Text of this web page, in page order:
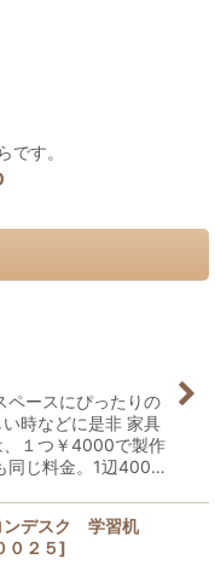
です。
ースにぴったりの
時などに是非 家具
、１つ￥4000で製作
同じ料金。1辺400…
ンデスク 学習机
０２５]